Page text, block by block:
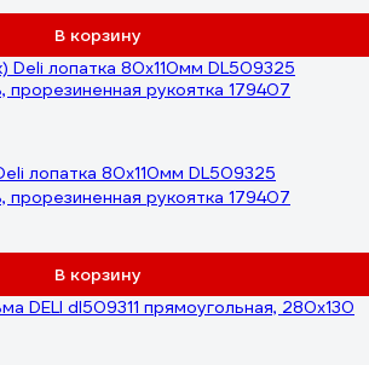
В корзину
лопатка 80x110мм DL509325
рукоятка 179407
В корзину